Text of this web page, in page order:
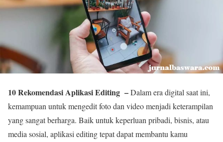
10 Rekomendasi Aplikasi Editing –Dalam era digital saat ini,
kemampuan untuk mengedit foto dan video menjadi keterampilan
yang sangat berharga. Baik untuk keperluan pribadi, bisnis, atau
media sosial, aplikasi editing tepat dapat membantu kamu